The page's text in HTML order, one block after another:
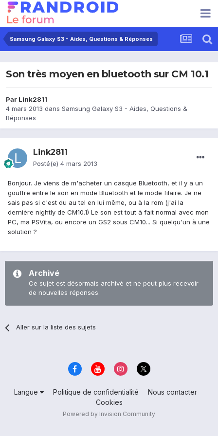
Samsung Galaxy S3 - Aides, Questions & Réponses
Son très moyen en bluetooth sur CM 10.1
Par Link2811
4 mars 2013 dans Samsung Galaxy S3 - Aides, Questions &
Réponses
Link2811
Posté(e) 4 mars 2013
Bonjour. Je viens de m'acheter un casque Bluetooth, et il y a un
gouffre entre le son en mode Bluetooth et le mode filaire. Je ne
sais pas si c'est du au tel en lui même, ou à la rom (j'ai la
dernière nightly de CM10.1) Le son est tout à fait normal avec mon
PC, ma PSVita, ou encore un GS2 sous CM10... Si quelqu'un à une
solution ?
Archivé
Ce sujet est désormais archivé et ne peut plus recevoir
de nouvelles réponses.
Aller sur la liste des sujets
Langue Politique de confidentialité
Nous contacter
Cookies
Powered by Invision Community